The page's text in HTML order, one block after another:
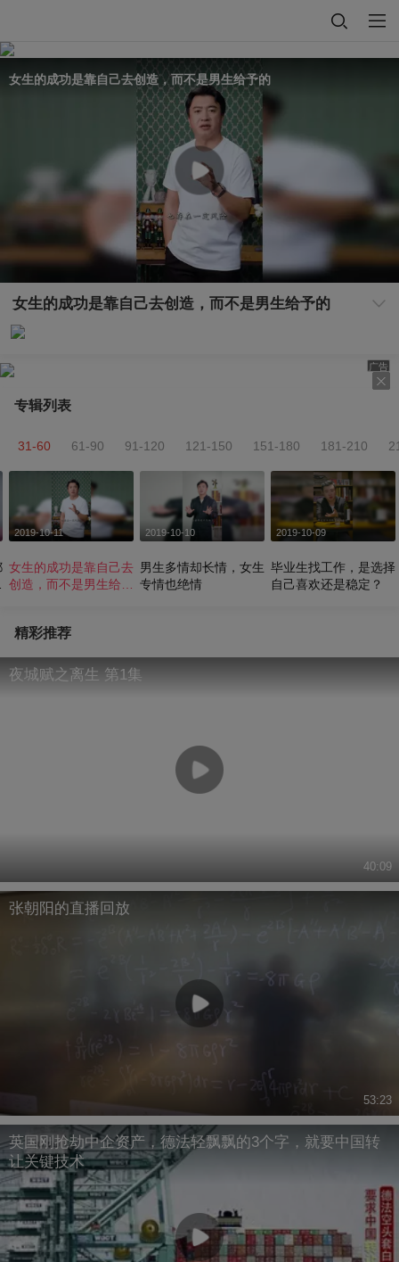
女生的成功是靠自己去创造，而不是男生给予的
女生的成功是靠自己去创造，而不是男生给予的
广告
专辑列表
31-60 61-90 91-120 121-150 151-180 181-210
2019-10-11
女生的成功是靠自己去
创造，而不是男生给予
2019-10-10
男生多情却长情，女生
专情也绝情
2019-10-09
毕业生找工作，是选择
自己喜欢还是稳定？
精彩推荐
夜城赋之离生 第1集
40:09
张朝阳的直播回放
53:23
英国刚抢劫中企资产，德法轻飘飘的3个字，就要中国转
让关键技术